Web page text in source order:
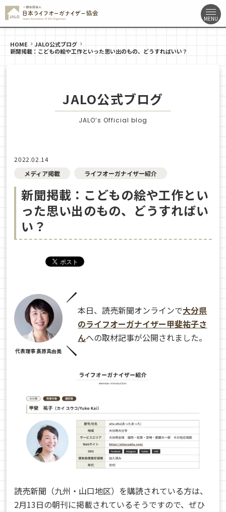
HOME
JALO公式ブログ
新聞掲載：こどもの絵や工作といった思い出のもの、どうすればいい？
JALO公式ブログ
JALO’s Official blog
2022.02.14
メディア掲載
ライフオーガナイザー紹介
新聞掲載：こどもの絵や工作とい
った思い出のもの、どうすればい
い？
代表理事 髙原真由美
本日、読売新聞オンラインで大分県
のライフオーガナイザー甲斐祐子さ
んへの取材記事が公開されました。
読売新聞（九州・山口地区）を購読されている方は、
2月13日の朝刊に掲載されているそうですので、ぜひ